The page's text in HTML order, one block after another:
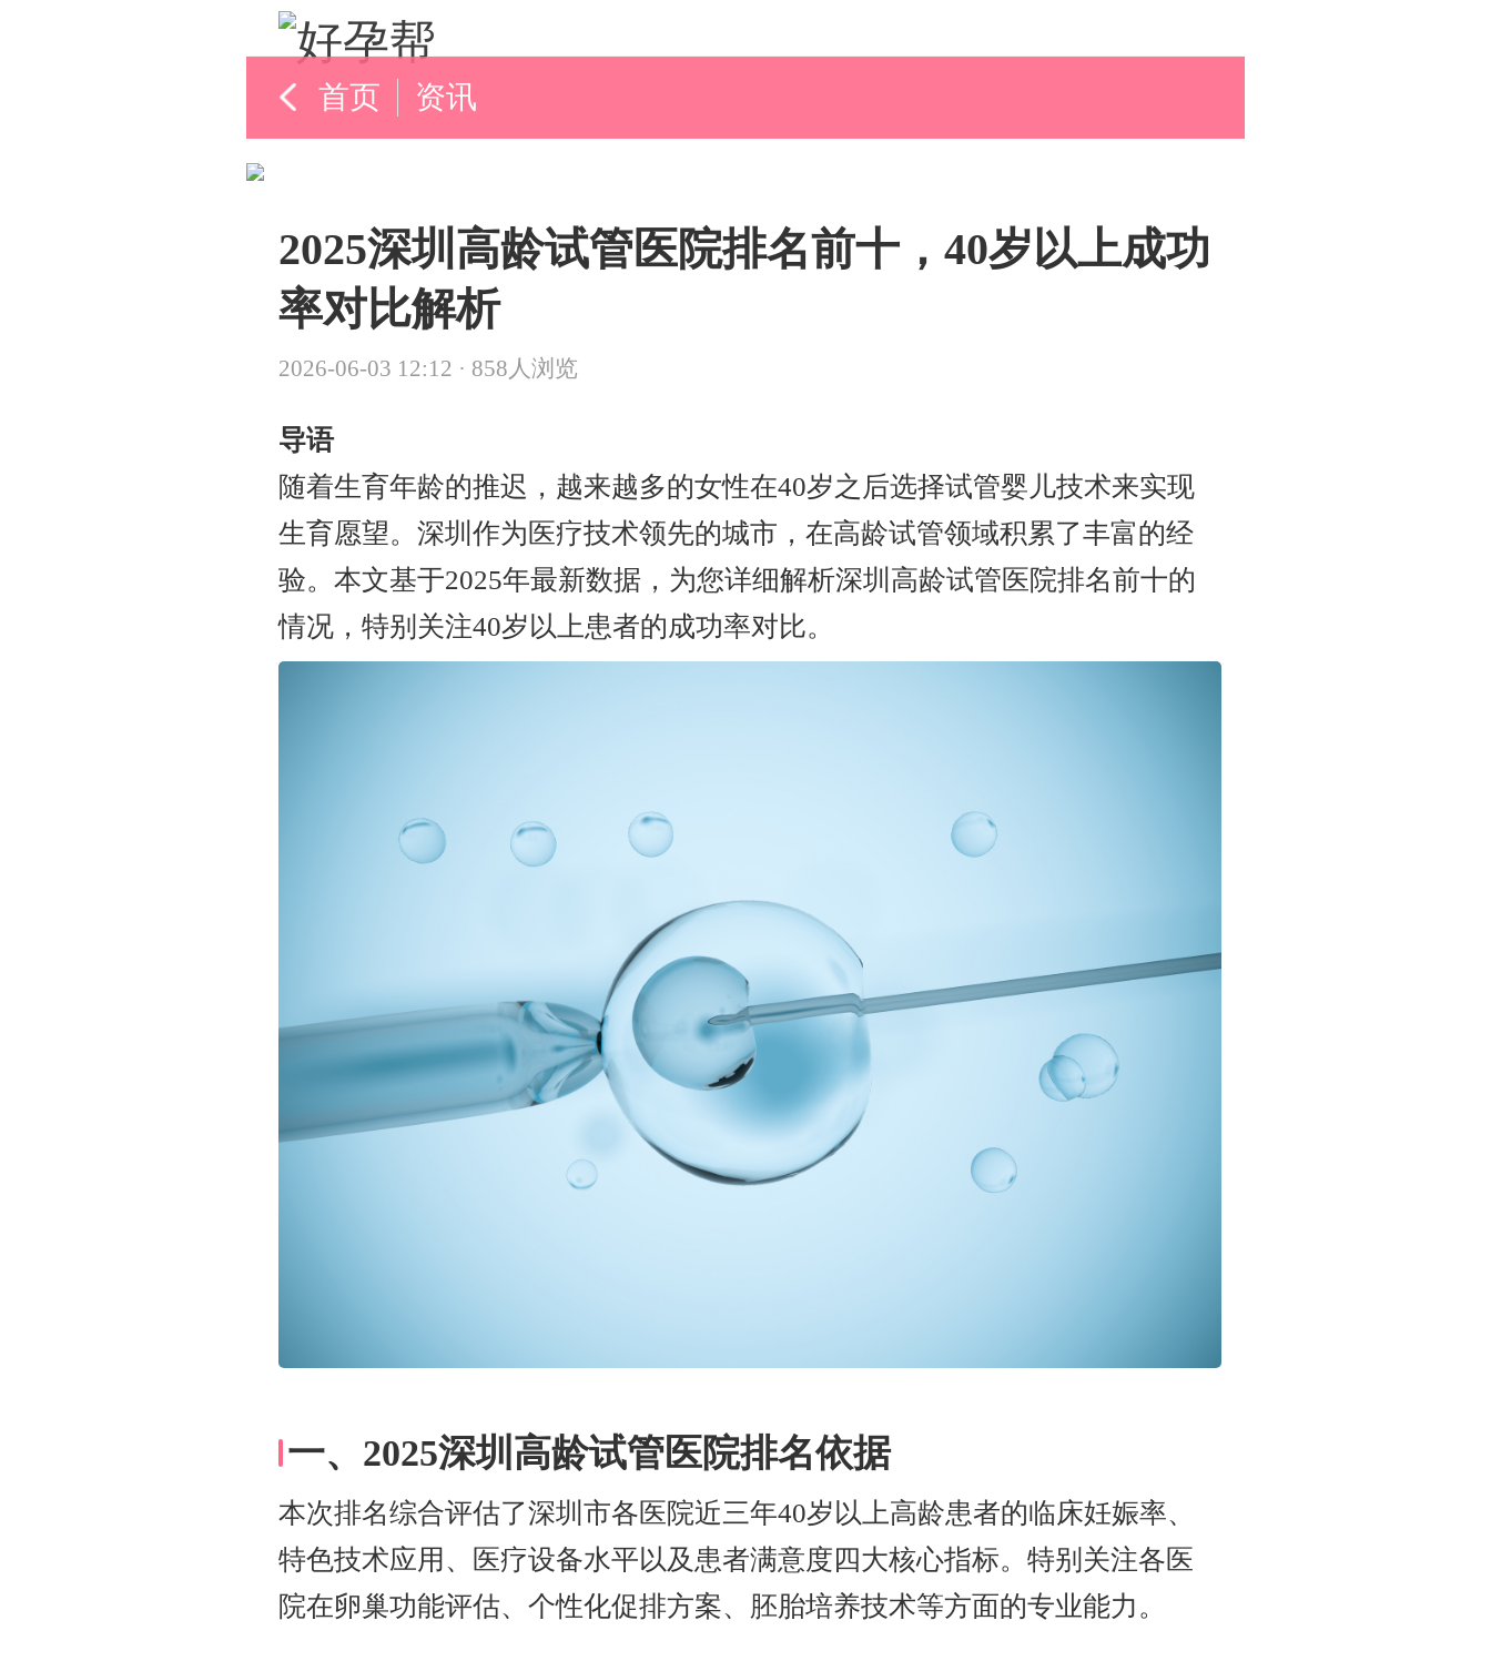
首页 资讯
综合资讯
孕育知识
2025深圳高龄试管医院排名前十，40岁以上成功
率对比解析
2026-06-03 12:12 · 858人浏览
导语
随着生育年龄的推迟，越来越多的女性在40岁之后选择试管婴儿技术来实现
生育愿望。深圳作为医疗技术领先的城市，在高龄试管领域积累了丰富的经
验。本文基于2025年最新数据，为您详细解析深圳高龄试管医院排名前十的
情况，特别关注40岁以上患者的成功率对比。
一、2025深圳高龄试管医院排名依据
本次排名综合评估了深圳市各医院近三年40岁以上高龄患者的临床妊娠率、
特色技术应用、医疗设备水平以及患者满意度四大核心指标。特别关注各医
院在卵巢功能评估、个性化促排方案、胚胎培养技术等方面的专业能力。